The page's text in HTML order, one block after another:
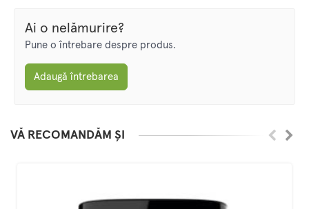
Ai o nelămurire?
Pune o întrebare despre produs.
Adaugă întrebarea
VĂ RECOMANDĂM ȘI